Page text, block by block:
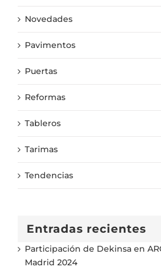
Novedades
Pavimentos
Puertas
Reformas
Tableros
Tarimas
Tendencias
Entradas recientes
Participación de Dekinsa en
Madrid 2024